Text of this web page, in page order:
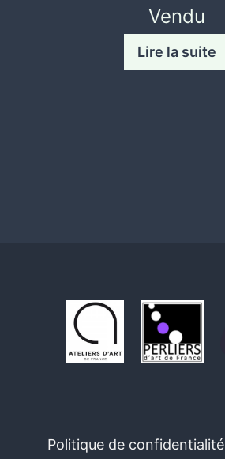
Vendu
Lire la suite
Politique de confidentialité